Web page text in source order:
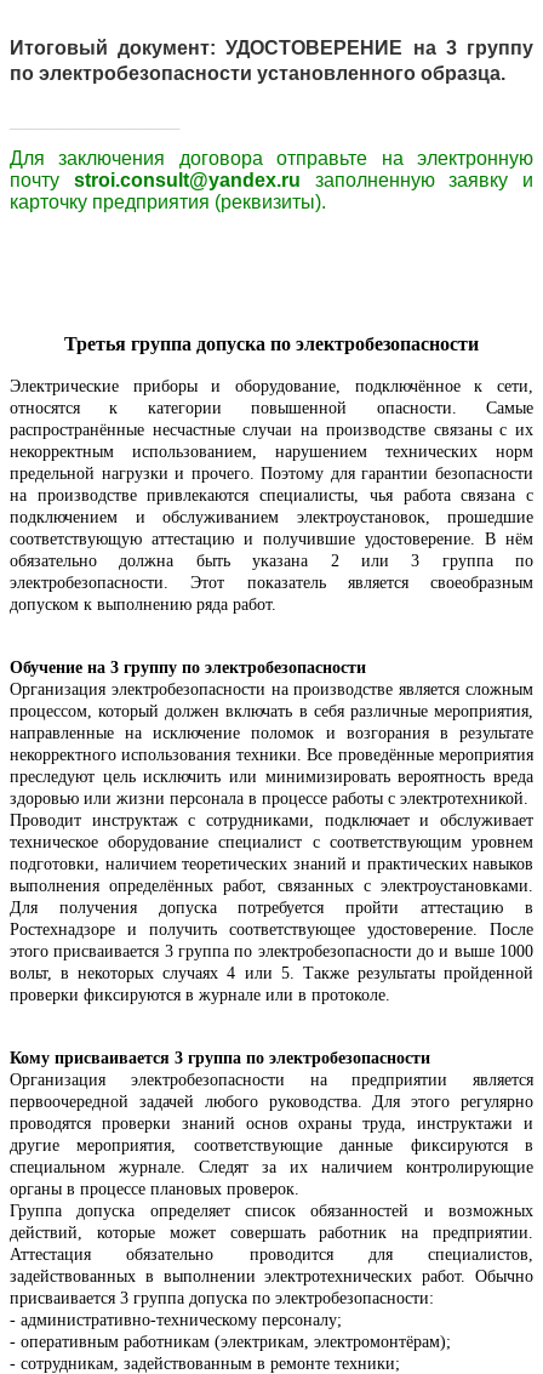
Итоговый документ: УДОСТОВЕРЕНИЕ на 3 группу
по электробезопасности установленного образца.
Для заключения договораотправьте на электронную
почту stroi.consult@yandex.ru
заполненную заявку и
карточку предприятия (реквизиты).
Третья группа допуска по электробезопасности
Электрические приборы и оборудование, подключённое к сети,
относятся к категории повышенной опасности. Самые
распространённые несчастные случаи на производстве связаны с их
некорректным использованием, нарушением технических норм
предельной нагрузки и прочего. Поэтому для гарантии безопасности
на производстве привлекаются специалисты, чья работа связана с
подключением и обслуживанием электроустановок, прошедшие
соответствующую аттестацию и получившие удостоверение. В нём
обязательно должна быть указана 2 или 3 группа по
электробезопасности. Этот показатель является своеобразным
допуском к выполнению ряда работ.
Обучение на 3 группу по электробезопасности
Организация электробезопасности на производстве является сложным
процессом, который должен включать в себя различные мероприятия,
направленные на исключение поломок и возгорания в результате
некорректного использования техники. Все проведённые мероприятия
преследуют цель исключить или минимизировать вероятность вреда
здоровью или жизни персонала в процессе работы с электротехникой.
Проводит инструктаж с сотрудниками, подключает и обслуживает
техническое оборудование специалист с соответствующим уровнем
подготовки, наличием теоретических знаний и практических навыков
выполнения определённых работ, связанных с электроустановками.
Для получения допуска потребуется пройти аттестацию в
Ростехнадзоре и получить соответствующее удостоверение. После
этого присваивается 3 группа по электробезопасности до и выше 1000
вольт, в некоторых случаях 4 или 5. Также результаты пройденной
проверки фиксируются в журнале или в протоколе.
Кому присваивается 3 группа по электробезопасности
Организация электробезопасности на предприятии является
первоочередной задачей любого руководства. Для этого регулярно
проводятся проверки знаний основ охраны труда, инструктажи и
другие мероприятия, соответствующие данные фиксируются в
специальном журнале. Следят за их наличием контролирующие
органы в процессе плановых проверок.
Группа допуска определяет список обязанностей и возможных
действий, которые может совершать работник на предприятии.
Аттестация обязательно проводится для специалистов,
задействованных в выполнении электротехнических работ. Обычно
присваивается 3 группа допуска по электробезопасности:
- административно-техническому персоналу;
- оперативным работникам (электрикам, электромонтёрам);
- сотрудникам, задействованным в ремонте техники;